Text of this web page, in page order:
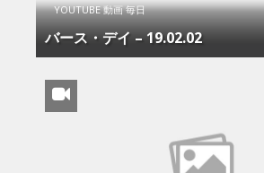
YOUTUBE 動画 毎日
バース・デイ – 19.02.02